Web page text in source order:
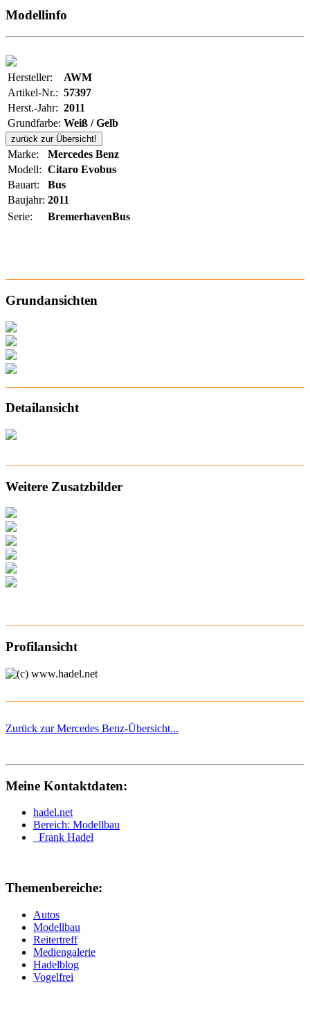
Modellinfo
Hersteller:
AWM
Artikel-Nr.: 57397
Herst.-Jahr: 2011
Grundfarbe: Weiß / Gelb
zurück zur Übersicht!
Marke:
Mercedes Benz
Modell: Citaro Evobus
Bauart:
Bus
Baujahr: 2011
Serie:
BremerhavenBus
Grundansichten
Detailansicht
Weitere Zusatzbilder
Profilansicht
Zurück zur Mercedes Benz-Übersicht...
Meine Kontaktdaten:
hadel.net
Bereich: Modellbau
Frank Hadel
Themenbereiche:
Autos
Modellbau
Reitertreff
Mediengalerie
Hadelblog
Vogelfrei